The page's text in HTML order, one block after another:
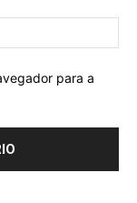
para a